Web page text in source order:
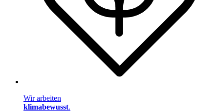
Wir arbeiten
klimabewusst.